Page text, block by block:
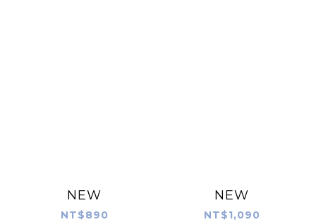
NEW
NT$890
NEW
NT$1,090